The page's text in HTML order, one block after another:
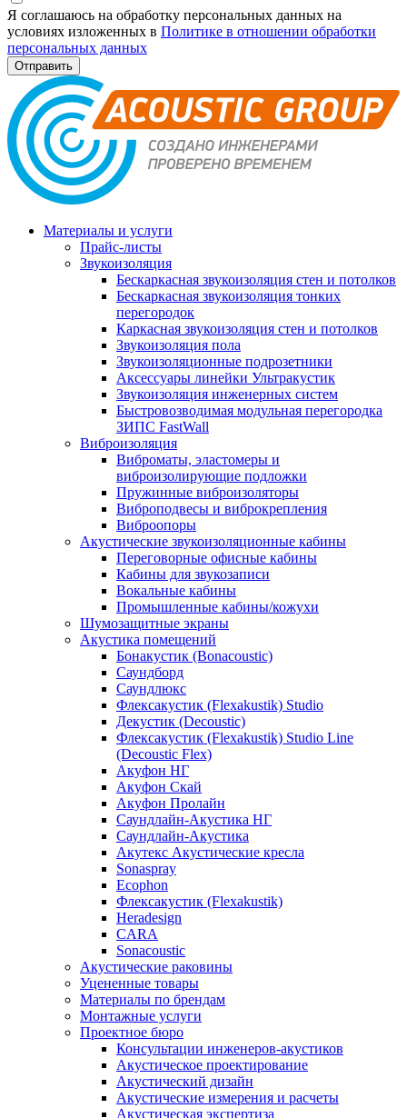
Я соглашаюсь на обработку персональных данных на
условиях изложенных в Политике в отношении обработки
персональных данных
Материалы и услуги
Прайс-листы
Звукоизоляция
Бескаркасная звукоизоляция стен и потолков
Бескаркасная звукоизоляция тонких
перегородок
Каркасная звукоизоляция стен и потолков
Звукоизоляция пола
Звукоизоляционные подрозетники
Аксессуары линейки Ультракустик
Звукоизоляция инженерных систем
Быстровозводимая модульная перегородка
ЗИПС FastWall
Виброизоляция
Виброматы, эластомеры и
виброизолирующие подложки
Пружинные виброизоляторы
Виброподвесы и виброкрепления
Виброопоры
Акустические звукоизоляционные кабины
Переговорные офисные кабины
Кабины для звукозаписи
Вокальные кабины
Промышленные кабины/кожухи
Шумозащитные экраны
Акустика помещений
Бонакустик (Bonacoustic)
Саундборд
Саундлюкс
Флексакустик (Flexakustik) Studio
Декустик (Decoustic)
Флексакустик (Flexakustik) Studio Line
(Decoustic Flex)
Акуфон НГ
Акуфон Скай
Акуфон Пролайн
Саундлайн-Акустика НГ
Саундлайн-Акустика
Акутекс Акустические кресла
Sonaspray
Ecophon
Флексакустик (Flexakustik)
Heradesign
CARA
Sonacoustic
Акустические раковины
Уцененные товары
Материалы по брендам
Монтажные услуги
Проектное бюро
Консультации инженеров-акустиков
Акустическое проектирование
Акустический дизайн
Акустические измерения и расчеты
Акустическая экспертиза